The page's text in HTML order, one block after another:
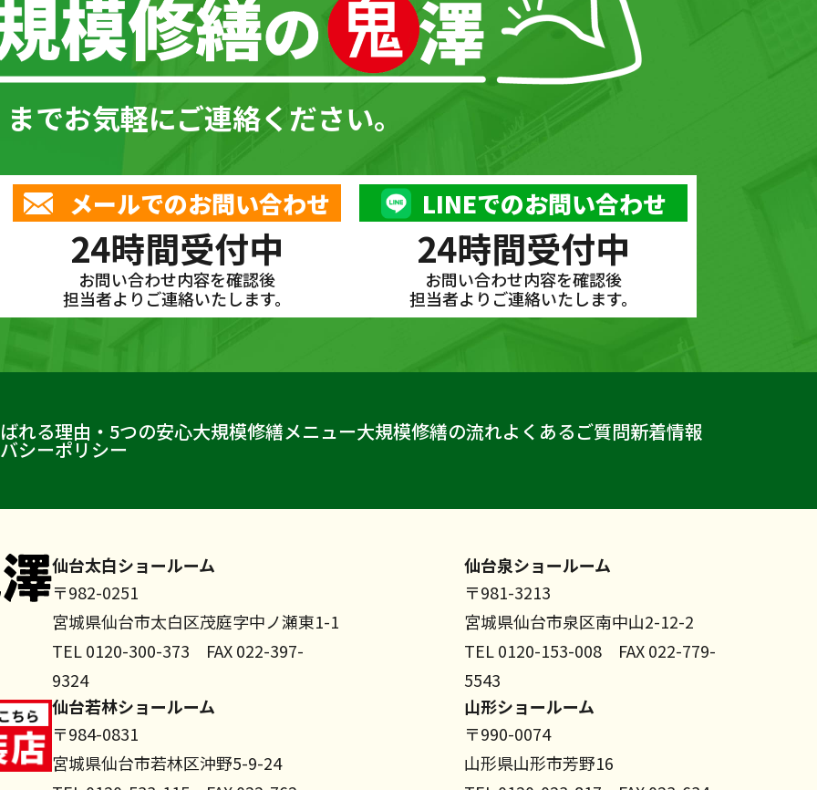
までお気軽にご連絡ください。
メールでのお問い合わせ
24時間受付中
お問い合わせ内容を確認後
担当者よりご連絡いたします。
LINEでのお問い合わせ
24時間受付中
お問い合わせ内容を確認後
担当者よりご連絡いたします。
れる理由・5つの安心大規模修繕メニュー大規模修繕の流れよくあるご質問新着情報
シーポリシー
仙台太白ショールーム
〒982-0251
宮城県仙台市太白区茂庭字中ノ瀬東1-1
TEL 0120-300-373 FAX 022-397-
9324
仙台泉ショールーム
〒981-3213
宮城県仙台市泉区南中山2-12-2
TEL 0120-153-008 FAX 022-779-
5543
仙台若林ショールーム
〒984-0831
宮城県仙台市若林区沖野5-9-24
山形ショールーム
〒990-0074
山形県山形市芳野16